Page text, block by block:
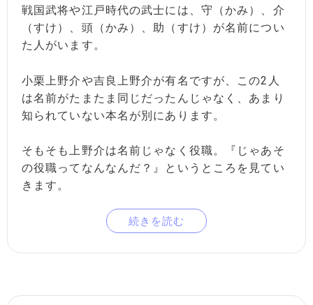
戦国武将や江戸時代の武士には、守（かみ）、介
（すけ）、頭（かみ）、助（すけ）が名前につい
た人がいます。
小栗上野介や吉良上野介が有名ですが、この2人
は名前がたまたま同じだったんじゃなく、あまり
知られていない本名が別にあります。
そもそも上野介は名前じゃなく役職。『じゃあそ
の役職ってなんなんだ？』というところを見てい
きます。
続きを読む